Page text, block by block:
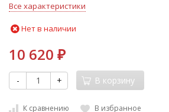
Все характеристики
Нет в наличии
10 620 ₽
- + В корзину
К сравнению В избранное